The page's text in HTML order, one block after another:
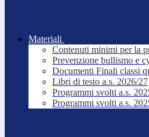
Materiali
Contenuti minimi per la
Prevenzione bullismo e
Documenti Finali classi
Libri di testo a.s. 2026/27
Programmi svolti a.s.
Programmi svolti a.s.